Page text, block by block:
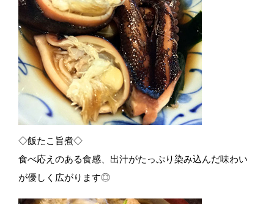
◇飯たこ旨煮◇
食べ応えのある食感、出汁がたっぷり染み込んだ味わい
が優しく広がります◎